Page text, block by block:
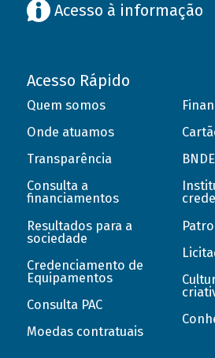
Acesso à informação
Acesso Rápido
Quem somos
Onde atuamos
Transparência
Consulta a
financiamentos
Resultados para a
sociedade
Credenciamento de
Equipamentos
Consulta PAC
Moedas contratuais